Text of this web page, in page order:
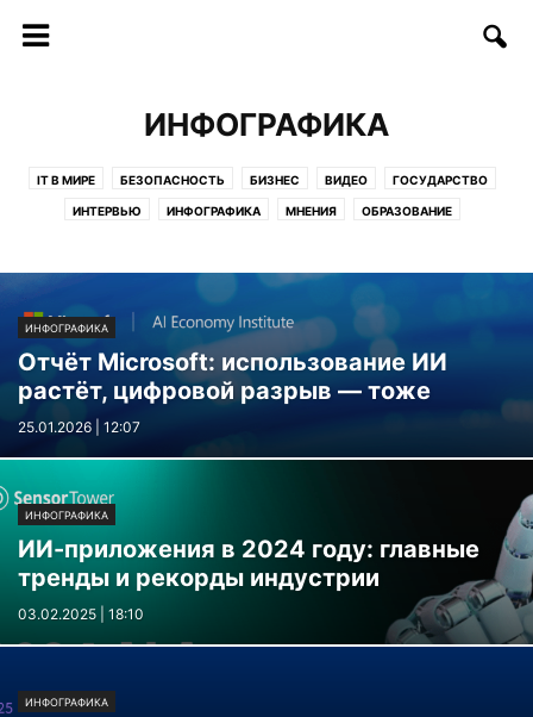
ИНФОГРАФИКА
IT В МИРЕ БЕЗОПАСНОСТЬ БИЗНЕС ВИДЕО ГОСУДАРСТВО
ИНТЕРВЬЮ ИНФОГРАФИКА МНЕНИЯ ОБРАЗОВАНИЕ
ТЕЛЕКОММУНИКАЦИИ ТЕХНОЛОГИИ ФИНАНСЫ ФОТО
ЦИФРЫ И ФАКТЫ
ИНФОГРАФИКА
Отчёт Microsoft: использование ИИ
растёт, цифровой разрыв — тоже
25.01.2026 | 12:07
ИНФОГРАФИКА
ИИ-приложения в 2024 году: главные
тренды и рекорды индустрии
03.02.2025 | 18:10
ИНФОГРАФИКА